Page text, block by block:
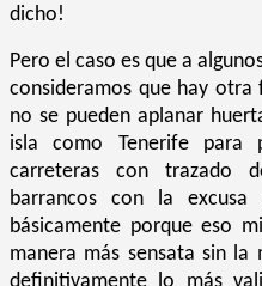
dicho!
Pero el caso es que a
consideramos que hay otra
no se pueden aplanar
isla como Tenerife para
carreteras con trazado
barrancos con la
básicamente porque eso
manera más sensata sin la